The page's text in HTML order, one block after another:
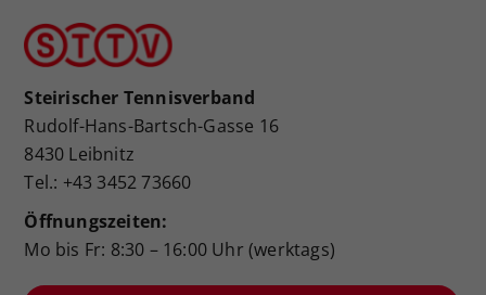
Steirischer Tennisverband
Rudolf-Hans-Bartsch-Gasse 16
8430 Leibnitz
Tel.: +43 3452 73660
Öffnungszeiten:
Mo bis Fr: 8:30 – 16:00 Uhr (werktags)